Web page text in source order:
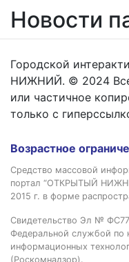
Новости
Городской
НИЖНИЙ. © 2024
или частичное
только с
Возрастное
Средство массовой
портал “ОТКРЫТЫЙ
2015 г. в форме
Свидетельство Эл №
Федеральной службой по
информационных
(Роскомнадзор).